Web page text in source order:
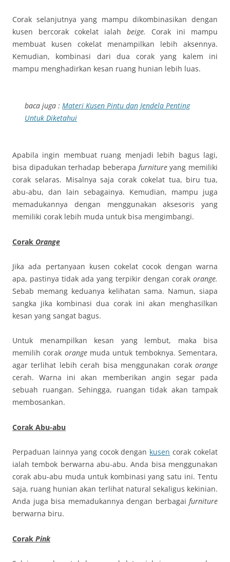
Corak selanjutnya yang mampu dikombinasikan dengan
kusen bercorak cokelat ialah beige. Corak ini mampu
membuat kusen cokelat menampilkan lebih aksennya.
Kemudian, kombinasi dari dua corak yang kalem ini
mampu menghadirkan kesan ruang hunian lebih luas.
baca juga : Materi Kusen Pintu dan Jendela Penting
Untuk Diketahui
Apabila ingin membuat ruang menjadi lebih bagus lagi,
bisa dipadukan terhadap beberapa furnitureyang memiliki
corak selaras. Misalnya saja corak cokelat tua, biru tua,
abu-abu, dan lain sebagainya. Kemudian, mampu juga
memadukannya dengan menggunakan aksesoris yang
memiliki corak lebih muda untuk bisa mengimbangi.
Corak Orange
Jika ada pertanyaan kusen cokelat cocok dengan warna
apa, pastinya tidak ada yang terpikir dengan corak orange.
Sebab memang keduanya kelihatan sama. Namun, siapa
sangka jika kombinasi dua corak ini akan menghasilkan
kesan yang sangat bagus.
Untuk menampilkan kesan yang lembut, maka bisa
memilih corak orange muda untuk temboknya. Sementara,
agar terlihat lebih cerah bisa menggunakan corak orange
cerah. Warna ini akan memberikan angin segar pada
sebuah ruangan. Sehingga, ruangan tidak akan tampak
membosankan.
Corak Abu-abu
Perpaduan lainnya yang cocok dengan kusen corak cokelat
ialah tembok berwarna abu-abu. Anda bisa menggunakan
corak abu-abu muda untuk kombinasi yang satu ini. Tentu
saja, ruang hunian akan terlihat natural sekaligus kekinian.
Anda juga bisa memadukannya dengan berbagai furniture
berwarna biru.
Corak Pink